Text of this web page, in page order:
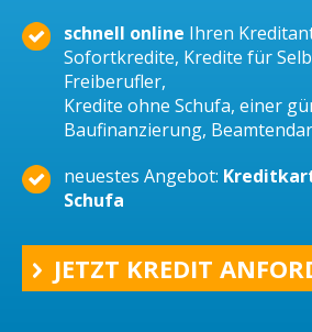
schnell online Ihren
Sofortkredite, Kredite für
Freiberufler,
Kredite ohne Schufa, einer
Baufinanzierung,
neuestes Angebot:
Schufa
JETZT KREDIT